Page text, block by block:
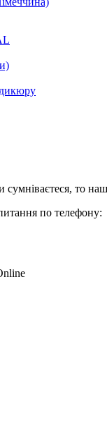
то
по телефону: